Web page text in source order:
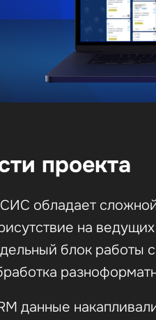
проекта
обладает
на
блок работы
данные